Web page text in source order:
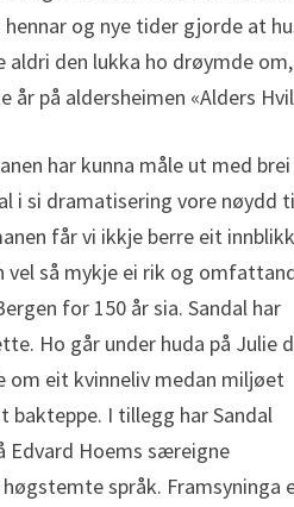
og nye tider gjorde at
aldri den lukka ho drøymde
år på aldersheimen «Alders
har kunna måle ut med brei
i si dramatisering vore nøydd
får vi ikkje berre eit
vel så mykje ei rik og
for 150 år sia. Sandal har
Ho går under huda på Julie
om eit kvinneliv medan miljøet
bakteppe. I tillegg har Sandal
Edvard Hoems særeigne
språk. Framsyninga